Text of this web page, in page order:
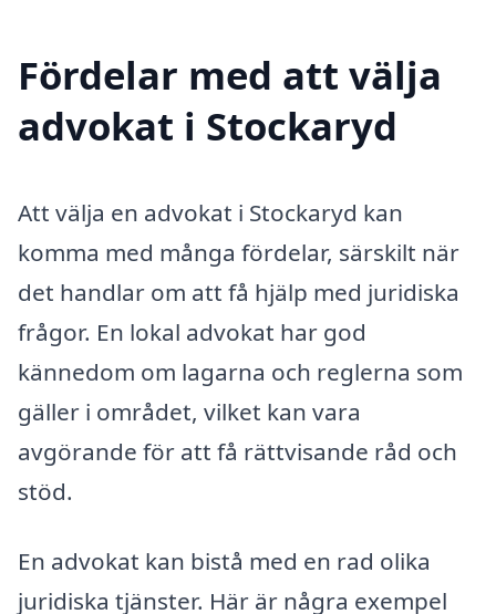
Fördelar med att välja
advokat i Stockaryd
Att välja en advokat i Stockaryd kan
komma med många fördelar, särskilt när
det handlar om att få hjälp med juridiska
frågor. En lokal advokat har god
kännedom om lagarna och reglerna som
gäller i området, vilket kan vara
avgörande för att få rättvisande råd och
stöd.
En advokat kan bistå med en rad olika
juridiska tjänster. Här är några exempel